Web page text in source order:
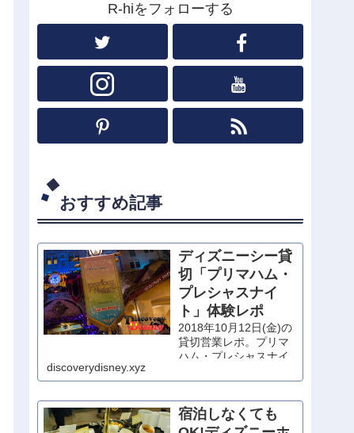
R-hiをフォローする
おすすめ記事
ディズニーシー貸
切「プリマハム・
プレシャスナイ
ト」体験レポ
2018年10月12日(金)の
貸切営業レポ。プリマ
ハム・プレシャスナイ
いっきり堪能してきま
した！
discoverydisney.xyz
宿泊しなくても